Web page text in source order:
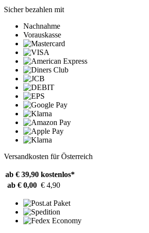
Sicher bezahlen mit
Nachnahme
Vorauskasse
Versandkosten für Österreich
ab € 39,90 kostenlos*
ab € 0,00 € 4,90